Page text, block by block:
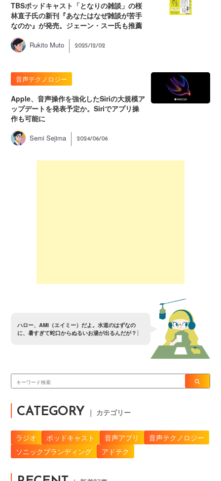
TBSポッドキャスト「となりの雑談」の桜
林直子氏の新刊『あなたはなぜ雑談が苦手
なのか』が発売。ジェーン・スー氏も推薦
Rukito Muto 2025/12/02
音声テクノロジー
Apple、音声操作を強化したSiriの大規模ア
ップデートを発表予定か。Siriでアプリ操
作も可能に
Semi Sejima 2024/06/06
ハロー、 AMI（エイ ミ ー） だよ 。 水道のはずなの
に、 暑すぎて蛇口からぬるいお湯が出るんだが？
CATEGORY ｜ カテゴリー
ラジオ ポッドキャスト 音声アプリ
音声テクノロジー
ソニックブランディング
アドテク